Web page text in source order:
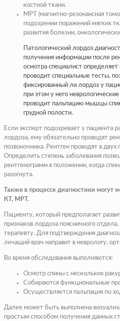
костной ткани.
МРТ (магнитно-резонансная
подозрении поражений мягких
развития болезни,
Патологический лордоз
получения информации после
осмотра специалист определяет
проводит специальные тесты,
фиксированный ли лордоз у
при этом у него
проводит пальпацию мышцы
грудной полости.
Если эксперт подозревает у пациента
лордоза, ему обязательно проводят
позвоночника. Рентген проводят в
Определить степень заболевания
рентгенограмм в положении, когда
разогнута.
Также в процессе диагностики могут
КТ, МРТ.
Пациенту, который предполагает
признаков лордоза поясничного
терапевту. Для подтверждения
лечащий врач направит в неврологу,
Во время обследования выполняются:
Осмотр спины с нескольких
Собираются функциональные
Осуществляется пальпация по
Далее может быть выполнена
простым способом получения данных